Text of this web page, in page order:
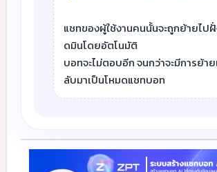
แชทของผู้ใช้งานคนนั้นจะถูกย้ายไป
ดมินโดยอัตโนมัติ
บอทจะไม่ตอบอีก จนกว่าจะมีการย้า
ลับมาเป็นโหมดแชทบอท